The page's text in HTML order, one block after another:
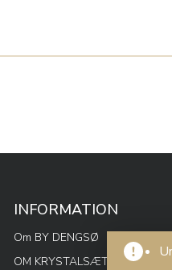
INFORMATION
Om BY DENGSØ
OM KRYSTALSÆT